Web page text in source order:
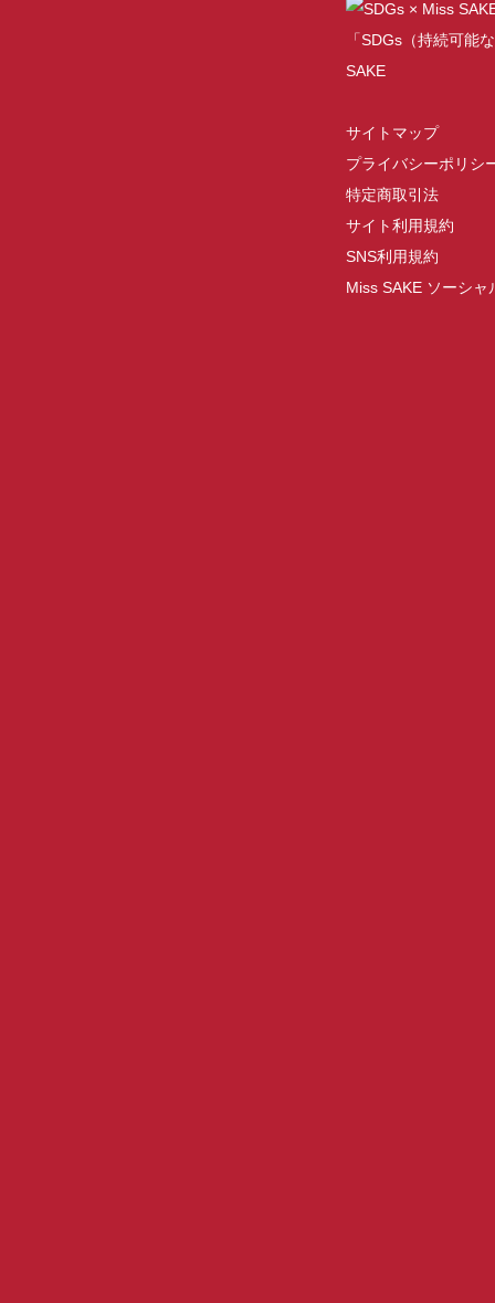
「SDGs（持続可能
SAKE
サイトマップ
プライバシーポリシ
特定商取引法
サイト利用規約
SNS利用規約
Miss SAKE ソーシ